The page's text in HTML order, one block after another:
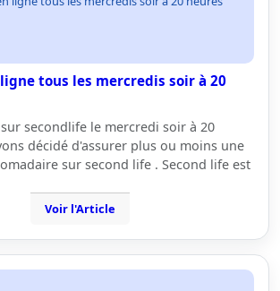
tous les mercredis soir à 20
secondlife le mercredi soir à 20
décidé d'assurer plus ou moins une
sur second life . Second life est
Voir l'Article